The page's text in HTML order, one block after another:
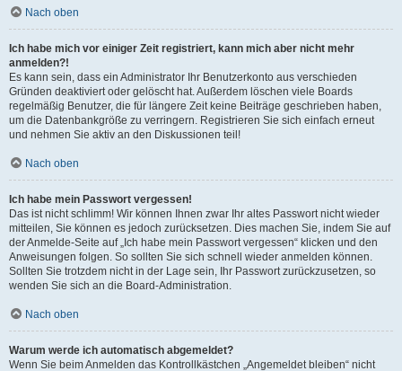
Nach oben
Ich habe mich vor einiger Zeit registriert, kann mich aber nicht mehr
anmelden?!
Es kann sein, dass ein Administrator Ihr Benutzerkonto aus verschieden
Gründen deaktiviert oder gelöscht hat. Außerdem löschen viele Boards
regelmäßig Benutzer, die für längere Zeit keine Beiträge geschrieben haben,
um die Datenbankgröße zu verringern. Registrieren Sie sich einfach erneut
und nehmen Sie aktiv an den Diskussionen teil!
Nach oben
Ich habe mein Passwort vergessen!
Das ist nicht schlimm! Wir können Ihnen zwar Ihr altes Passwort nicht wieder
mitteilen, Sie können es jedoch zurücksetzen. Dies machen Sie, indem Sie auf
der Anmelde-Seite auf „Ich habe mein Passwort vergessen“ klicken und den
Anweisungen folgen. So sollten Sie sich schnell wieder anmelden können.
Sollten Sie trotzdem nicht in der Lage sein, Ihr Passwort zurückzusetzen, so
wenden Sie sich an die Board-Administration.
Nach oben
Warum werde ich automatisch abgemeldet?
Wenn Sie beim Anmelden das Kontrollkästchen „Angemeldet bleiben“ nicht